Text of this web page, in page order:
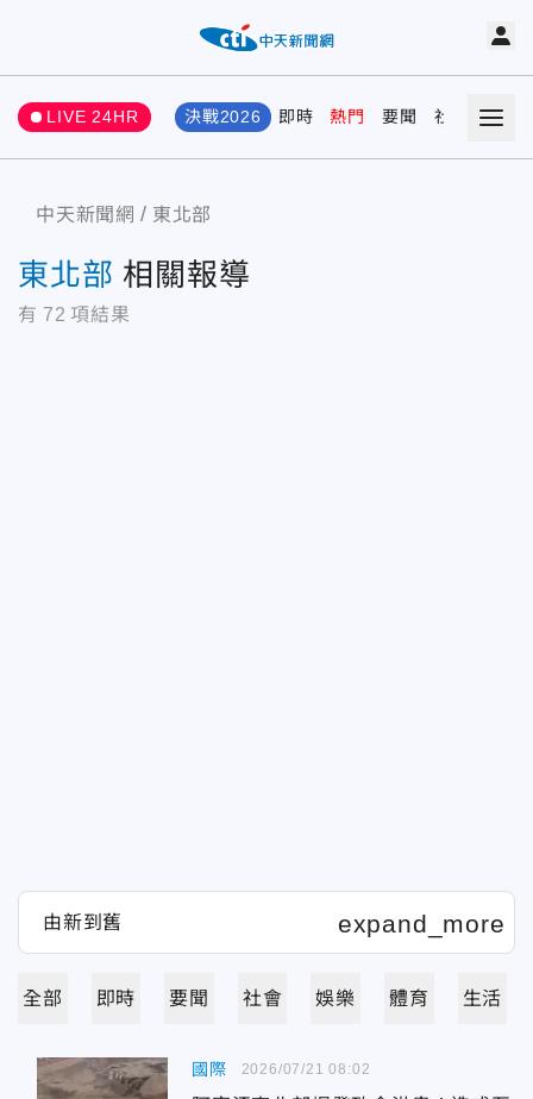
LIVE 24HR 決戰2026 即時 熱門 要聞 社會 娛樂
中天新聞網 東北部
東北部 相關報導
有 72 項結果
全部 即時 要聞 社會 娛樂 體育 生活
國際 2026/07/21 08:02